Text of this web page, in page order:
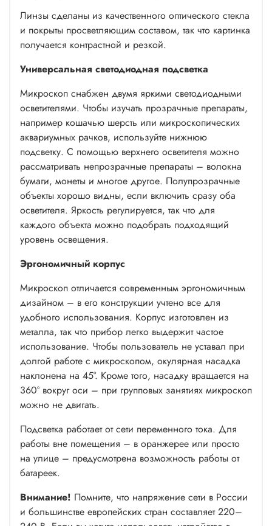
Линзы сделаны из качественного оптического стекла
и покрыты просветляющим составом, так что картинка
получается контрастной и резкой.
Универсальная светодиодная подсветка
Микроскоп снабжен двумя яркими светодиодными
осветителями. Чтобы изучать прозрачные препараты,
например кошачью шерсть или микроскопических
аквариумных рачков, используйте нижнюю
подсветку. С помощью верхнего осветителя можно
рассматривать непрозрачные препараты – волокна
бумаги, монеты и многое другое. Полупрозрачные
объекты хорошо видны, если включить сразу оба
осветителя. Яркость регулируется, так что для
каждого объекта можно подобрать подходящий
уровень освещения.
Эргономичный корпус
Микроскоп отличается современным эргономичным
дизайном – в его конструкции учтено все для
удобного использования. Корпус изготовлен из
металла, так что прибор легко выдержит частое
использование. Чтобы пользователь не уставал при
долгой работе с микроскопом, окулярная насадка
наклонена на 45°. Кроме того, насадку вращается на
360° вокруг оси – при групповых занятиях микроскоп
можно не двигать.
Подсветка работает от сети переменного тока. Для
работы вне помещения – в оранжерее или просто
на улице – предусмотрена возможность работы от
батареек.
Внимание! Помните, что напряжение сети в России
и большинстве европейских стран составляет 220–